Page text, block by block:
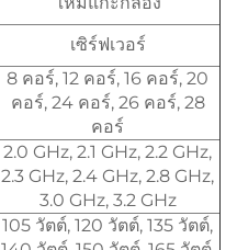
เซิร์ฟเวอร์
8 คอร์, 12 คอร์, 16 คอร์, 20
คอร์, 24 คอร์, 26 คอร์, 28
คอร์
2.0 GHz, 2.1 GHz, 2.2 GHz,
2.3 GHz, 2.4 GHz, 2.8 GHz,
3.0 GHz, 3.2 GHz
105 วัตต์, 120 วัตต์, 135 วัตต์,